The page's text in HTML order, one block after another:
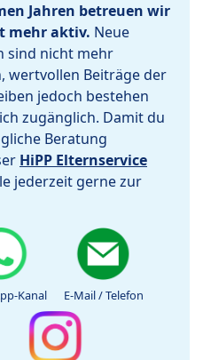
Jahren betreuen wir
mehr aktiv. Neue
sind nicht mehr
wertvollen Beiträge der
jedoch bestehen
zugänglich. Damit du
Beratung
HiPP Elternservice
jederzeit gerne zur
Kanal E-Mail / Telefon